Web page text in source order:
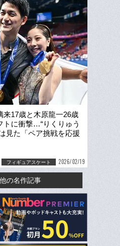
来17歳と木原龍一26歳
トに衝撃…“りくりゅう
見た「ペア挑戦を応援
も頭に」
フィギュアスケート 2026/02/19
の名作記事